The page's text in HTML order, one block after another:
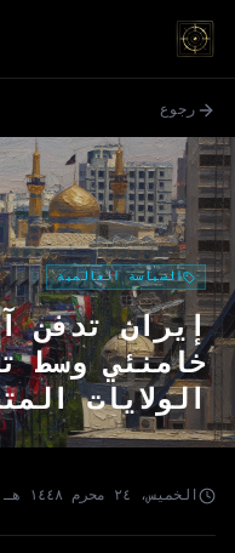
رجوع
السياسة العالمية
إيران تدفن
خامنئي وسط
الولايات
الخميس، ٢٤ محرم ١٤٤٨ هـ ١٠:١٠ ص UTC